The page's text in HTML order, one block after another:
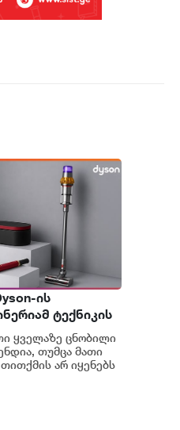
ის
ტექნიკის
ყველაზე ცნობილი
თუმცა მათი
არ იყენებს